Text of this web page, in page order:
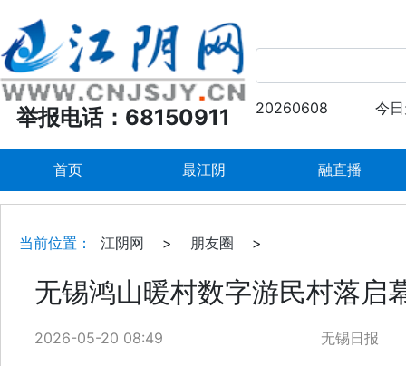
举报电话：68150911 20260608 今
首页 最江阴 融直播
当前位置： 江阴网 > 朋友圈 >
无锡鸿山暖村数字游民村落启
2026-05-20 08:49 无锡日报